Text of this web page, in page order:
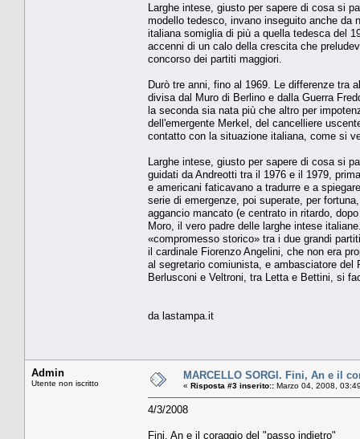
Larghe intese, giusto per sapere di cosa si
modello tedesco, invano inseguito anche da
italiana somiglia di più a quella tedesca del
accenni di un calo della crescita che
concorso dei partiti maggiori.
Durò tre anni, fino al 1969. Le differenze tra
divisa dal Muro di Berlino e dalla Guerra
la seconda sia nata più che altro per
dell'emergente Merkel, del cancelliere
contatto con la situazione italiana, come si
Larghe intese, giusto per sapere di cosa si
guidati da Andreotti tra il 1976 e il 1979,
e americani faticavano a tradurre e a
serie di emergenze, poi superate, per
aggancio mancato (e centrato in ritardo,
Moro, il vero padre delle larghe intese
«compromesso storico» tra i due grandi
il cardinale Fiorenzo Angelini, che non era
al segretario comiunista, e ambasciatore del
Berlusconi e Veltroni, tra Letta e Bettini, si
da lastampa.it
Admin
Utente non iscritto
MARCELLO SORGI. Fini, An e il
« Risposta #3 inserito:: Marzo 04, 2008,
4/3/2008
Fini, An e il coraggio del "passo indietro"